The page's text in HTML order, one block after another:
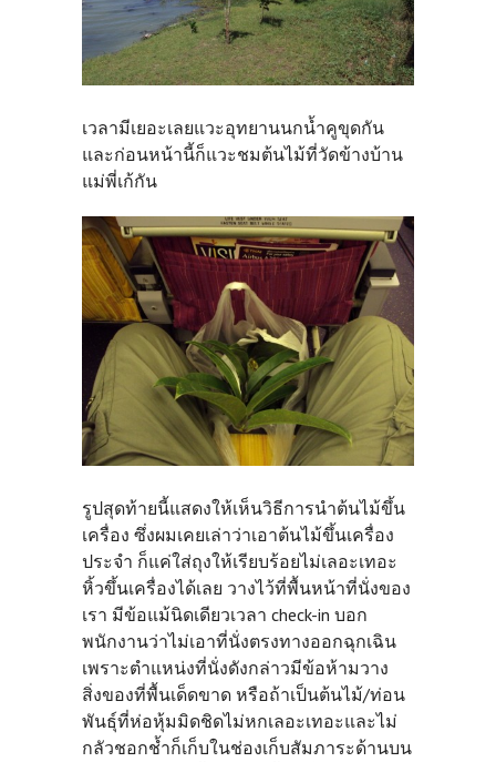
เวลามีเยอะเลยแวะอุทยานนกน้ำคูขุดกัน
และก่อนหน้านี้ก็แวะชมต้นไม้ที่วัดข้างบ้าน
แม่พี่เก้กัน
รูปสุดท้ายนี้แสดงให้เห็นวิธีการนำต้นไม้ขึ้น
เครื่อง ซึ่งผมเคยเล่าว่าเอาต้นไม้ขึ้นเครื่อง
ประจำ ก็แค่ใส่ถุงให้เรียบร้อยไม่เลอะเทอะ
หิ้วขึ้นเครื่องได้เลย วางไว้ที่พื้นหน้าที่นั่งของ
เรา มีข้อแม้นิดเดียวเวลา check-in บอก
พนักงานว่าไม่เอาที่นั่งตรงทางออกฉุกเฉิน
เพราะตำแหน่งที่นั่งดังกล่าวมีข้อห้ามวาง
สิ่งของที่พื้นเด็ดขาด หรือถ้าเป็นต้นไม้/ท่อน
พันธุ์ที่ห่อหุ้มมิดชิดไม่หกเลอะเทอะและไม่
กลัวชอกช้ำก็เก็บในช่องเก็บสัมภาระด้านบน